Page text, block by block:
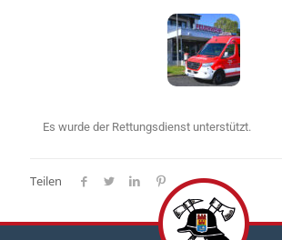
Es wurde der Rettungsdienst unterstützt.
Teilen